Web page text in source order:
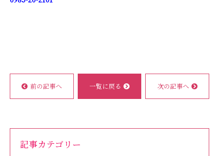
前の記事へ 一覧に戻る 次の記事へ
記事カテゴリー